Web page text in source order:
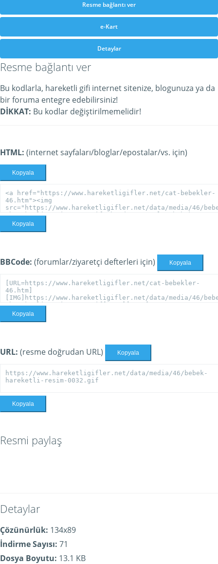
Resme bağlantı ver
e-Kart
Detaylar
Resme bağlantı ver
Bu kodlarla, hareketli gifi internet sitenize, blogunuza ya da
bir foruma entegre edebilirsiniz!
DİKKAT: Bu kodlar değiştirilmemelidir!
HTML: (internet sayfaları/bloglar/epostalar/vs. için)
Kopyala
Kopyala
BBCode: (forumlar/ziyaretçi defterleri için) Kopyala
Kopyala
URL: (resme doğrudan URL) Kopyala
Kopyala
Resmi paylaş
Detaylar
Çözünürlük: 134x89
İndirme Sayısı: 71
Dosya Boyutu: 13.1 KB